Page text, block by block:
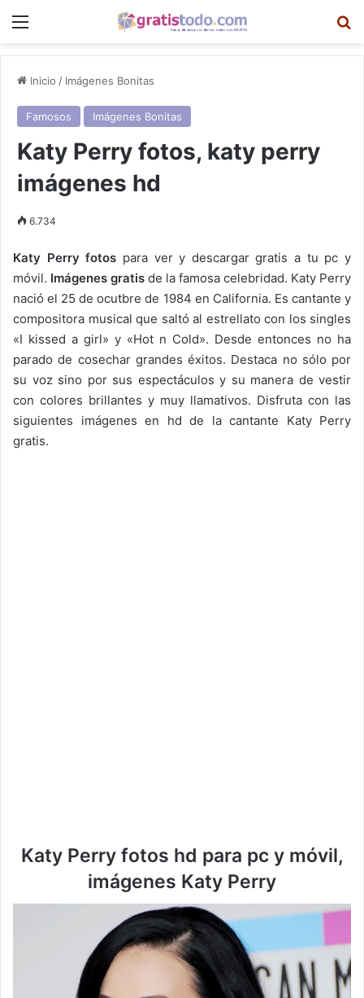
Menú
Inicio / Imágenes Bonitas
Famosos Imágenes Bonitas
Katy Perry fotos, katy perry
imágenes hd
6.734
Katy Perry fotos para ver y descargar gratis a tu pc y
móvil. Imágenes gratis de la famosa celebridad. Katy Perry
nació el 25 de ocutbre de 1984 en California. Es cantante y
compositora musical que saltó al estrellato con los singles
«I kissed a girl» y «Hot n Cold». Desde entonces no ha
parado de cosechar grandes éxitos. Destaca no sólo por
su voz sino por sus espectáculos y su manera de vestir
con colores brillantes y muy llamativos. Disfruta con las
siguientes imágenes en hd de la cantante Katy Perry
gratis.
Katy Perry fotos hd para pc y móvil,
imágenes Katy Perry